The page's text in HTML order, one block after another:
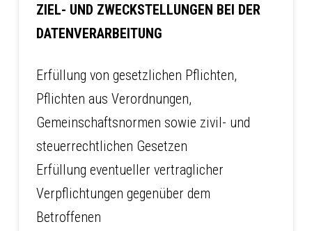
ZIEL- UND ZWECKSTELLUNGEN BEI DER
DATENVERARBEITUNG
Erfüllung von gesetzlichen Pflichten,
Pflichten aus Verordnungen,
Gemeinschaftsnormen sowie zivil- und
steuerrechtlichen Gesetzen
Erfüllung eventueller vertraglicher
Verpflichtungen gegenüber dem
Betroffenen